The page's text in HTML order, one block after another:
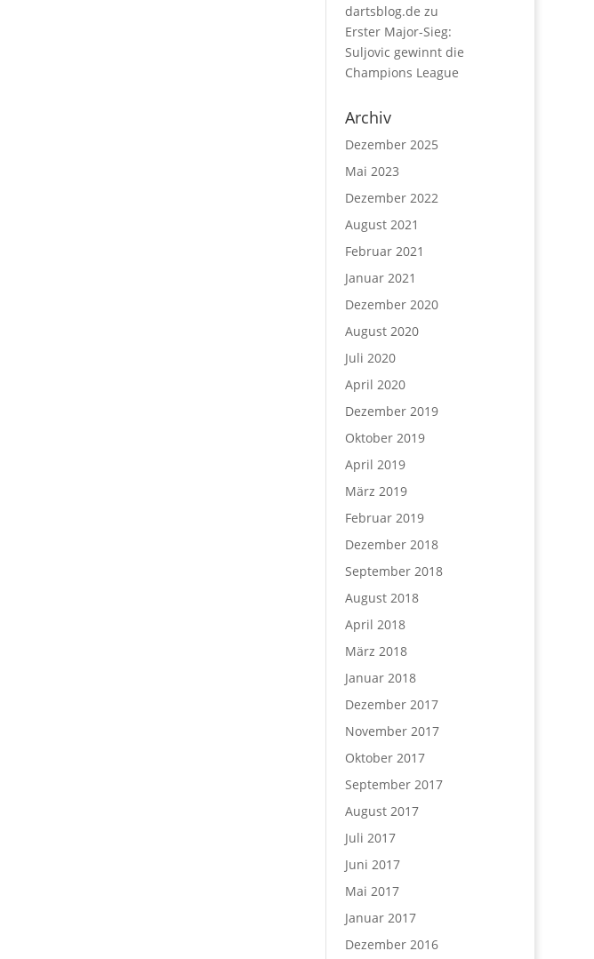
dartsblog.de zu
Erster Major-Sieg:
Suljovic gewinnt die
Champions League
Archiv
Dezember 2025
Mai 2023
Dezember 2022
August 2021
Februar 2021
Januar 2021
Dezember 2020
August 2020
Juli 2020
April 2020
Dezember 2019
Oktober 2019
April 2019
März 2019
Februar 2019
Dezember 2018
September 2018
August 2018
April 2018
März 2018
Januar 2018
Dezember 2017
November 2017
Oktober 2017
September 2017
August 2017
Juli 2017
Juni 2017
Mai 2017
Januar 2017
Dezember 2016